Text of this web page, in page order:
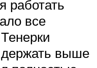
работать
все
держать выше